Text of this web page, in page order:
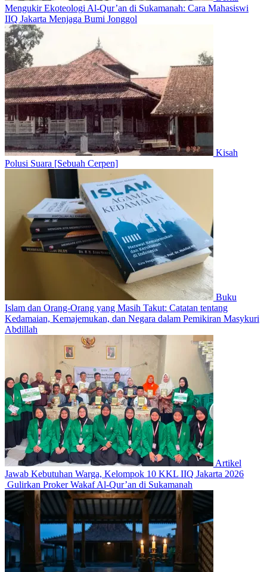
Mengukir Ekoteologi Al-Qur’an di Sukamanah: Cara Mahasiswi
IIQ Jakarta Menjaga Bumi Jonggol
Kisah
Polusi Suara [Sebuah Cerpen]
Buku
Islam dan Orang-Orang yang Masih Takut: Catatan tentang
Kedamaian, Kemajemukan, dan Negara dalam Pemikiran Masykuri
Abdillah
Artikel
Jawab Kebutuhan Warga, Kelompok 10 KKL IIQ Jakarta 2026
Gulirkan Proker Wakaf Al-Qur’an di Sukamanah